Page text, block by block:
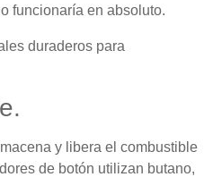
funcionaría en absoluto.
duraderos para
y libera el combustible
de botón utilizan butano,